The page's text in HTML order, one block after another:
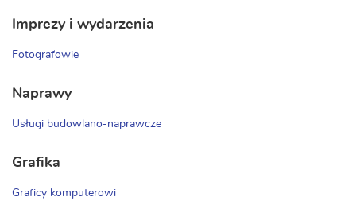
Imprezy i wydarzenia
Fotografowie
Naprawy
Usługi budowlano-naprawcze
Grafika
Graficy komputerowi